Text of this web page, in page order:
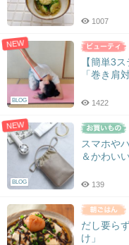
1007
NEW
BLOG
【簡単3
「巻き肩
1422
NEW
BLOG
スマホや
＆かわい
139
だし要ら
け」